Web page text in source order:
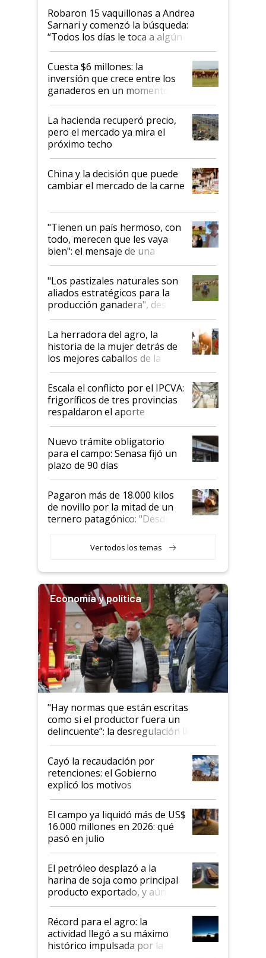
Robaron 15 vaquillonas a Andrea
Sarnari y comenzó la búsqueda:
“Todos los días le toca a algún
productor”
Cuesta $6 millones: la
inversión que crece entre los
ganaderos en un momento
histórico para la actividad
La hacienda recuperó precio,
pero el mercado ya mira el
próximo techo
China y la decisión que puede
cambiar el mercado de la carne
"Tienen un país hermoso, con
todo, merecen que les vaya
bien": el mensaje de una
ganadera uruguaya sobre las
oportunidades que se abren
para el agro en Argentina, con
foco en la carne
"Los pastizales naturales son
aliados estratégicos para la
producción ganadera", destaca
la iniciativa que ya reúne a 46
establecimientos en Argentina
La herradora del agro, la
historia de la mujer detrás de
los mejores caballos de la
Argentina y los mitos que
todavía hacen sufrir a estos
animales: "Mientras me
descalificaban, yo seguí
haciendo currículum"
Escala el conflicto por el IPCVA:
frigoríficos de tres provincias
respaldaron el aporte
obligatorio
Nuevo trámite obligatorio
para el campo: Senasa fijó un
plazo de 90 días
Pagaron más de 18.000 kilos
de novillo por la mitad de un
ternero patagónico: "Desde
llamar la atención"
Ver todos los temas
Economía y política
"Hay normas que están escritas
como si el productor fuera un
delincuente”: la desregulación llegó
al Congreso Aapresid y hasta se
habló del financiamiento al IPCVA
Cayó la recaudación por
retenciones: el Gobierno
explicó los motivos
El campo ya liquidó más de US$
16.000 millones en 2026: qué
pasó en julio
El petróleo desplazó a la
harina de soja como principal
producto exportado, y aún así
el agro aportó casi seis de cada
diez dólares y sostuvo el
liderazgo en un semestre
récord
Récord para el agro: la
actividad llegó a su máximo
histórico impulsada por la